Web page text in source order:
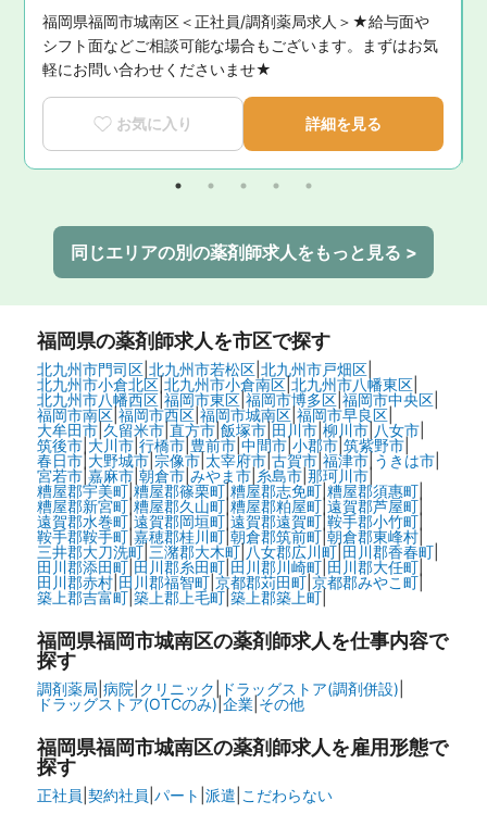
福岡県福岡市城南区＜正社員/調剤薬局求人＞★給与面や
シフト面などご相談可能な場合もございます。まずはお気
軽にお問い合わせくださいませ★
お気に入り 詳細を見る
同じエリアの別の薬剤師求人をもっと見る >
福岡県の薬剤師求人を市区で探す
北九州市門司区| 北九州市若松区| 北九州市戸畑区|
北九州市小倉北区| 北九州市小倉南区| 北九州市八幡東区|
北九州市八幡西区|福岡市東区| 福岡市博多区| 福岡市中央区|
福岡市南区| 福岡市西区| 福岡市城南区| 福岡市早良区|
大牟田市| 久留米市| 直方市| 飯塚市| 田川市| 柳川市| 八女市|
筑後市| 大川市| 行橋市| 豊前市| 中間市| 小郡市| 筑紫野市|
春日市|大野城市| 宗像市| 太宰府市| 古賀市| 福津市| うきは市|
宮若市|嘉麻市| 朝倉市| みやま市| 糸島市| 那珂川市|
糟屋郡宇美町| 糟屋郡篠栗町| 糟屋郡志免町| 糟屋郡須惠町|
糟屋郡新宮町|糟屋郡久山町|糟屋郡粕屋町|遠賀郡芦屋町|
遠賀郡水巻町|遠賀郡岡垣町|遠賀郡遠賀町|鞍手郡小竹町|
鞍手郡鞍手町|嘉穂郡桂川町|朝倉郡筑前町|朝倉郡東峰村|
三井郡大刀洗町| 三潴郡大木町| 八女郡広川町| 田川郡香春町|
田川郡添田町| 田川郡糸田町| 田川郡川崎町| 田川郡大任町|
田川郡赤村| 田川郡福智町| 京都郡苅田町| 京都郡みやこ町|
築上郡吉富町| 築上郡上毛町| 築上郡築上町|
福岡県福岡市城南区の薬剤師求人を仕事内容で
探す
調剤薬局 病院 クリニック ドラッグストア(調剤併設)
ドラッグストア(OTCのみ)| 企業| その他
福岡県福岡市城南区の薬剤師求人を雇用形態で
探す
正社員 契約社員 パート 派遣 こだわらない